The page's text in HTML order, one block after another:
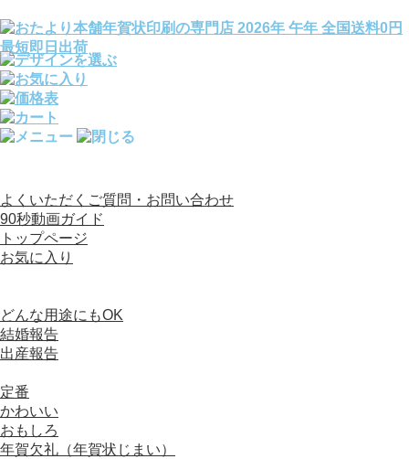
よくいただくご質問・お問い合わせ
90秒動画ガイド
トップページ
お気に入り
どんな用途にもOK
結婚報告
出産報告
定番
かわいい
おもしろ
年賀欠礼（年賀状じまい）